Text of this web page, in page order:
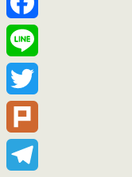
Facebook
Line
Twitter
Plurk